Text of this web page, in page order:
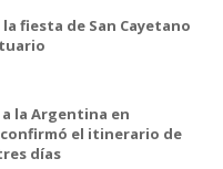
fiesta de San Cayetano
a la Argentina en
el itinerario de
días